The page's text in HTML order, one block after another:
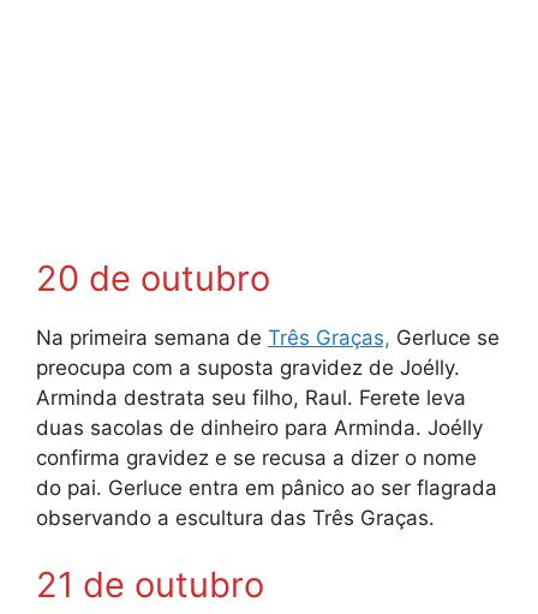
20 de outubro
Na primeira semana de Três Graças, Gerluce se
preocupa com a suposta gravidez de Joélly.
Arminda destrata seu filho, Raul. Ferete leva
duas sacolas de dinheiro para Arminda. Joélly
confirma gravidez e se recusa a dizer o nome
do pai. Gerluce entra em pânico ao ser flagrada
observando a escultura das Três Graças.
21 de outubro